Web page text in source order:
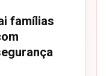
famílias